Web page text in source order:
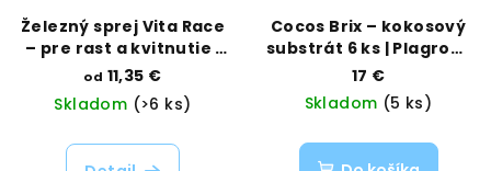
Železný sprej Vita Race
– pre rast a kvitnutie |
Plagron | Vaporama
od 11,35 €
Skladom (>6 ks)
Cocos Brix – kokosový
substrát 6 ks | Plagron |
Vaporama
17 €
Skladom (5 ks)